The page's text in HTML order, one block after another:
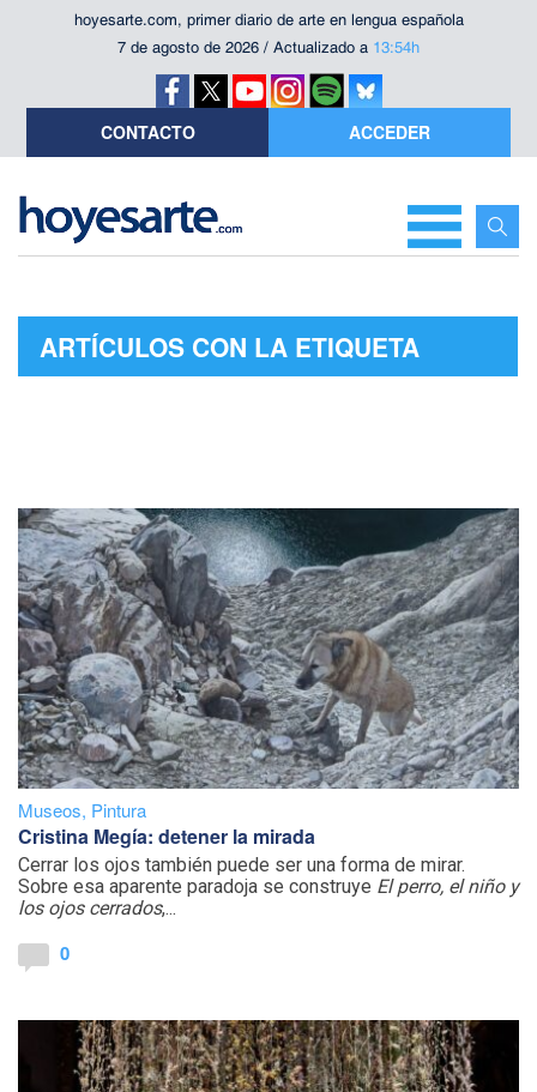
hoyesarte.com, primer diario de arte en lengua española
7 de agosto de 2026 / Actualizado a 13:54h
CONTACTO ACCEDER
ARTÍCULOS CON LA ETIQUETA
Museos, Pintura
Cristina Megía: detener la mirada
Cerrar los ojos también puede ser una forma de mirar.
Sobre esa aparente paradoja se construye El perro, el niño y
los ojos cerrados,...
0